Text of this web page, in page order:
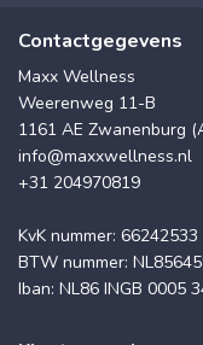
Contactgegevens
Maxx Wellness
Weerenweg 11-B
1161 AE Zwanenburg
info@maxxwellness.nl
+31 204970819
KvK nummer: 66242533
BTW nummer:
Iban: NL86 INGB 0005